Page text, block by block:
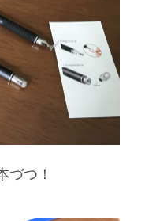
づつ！